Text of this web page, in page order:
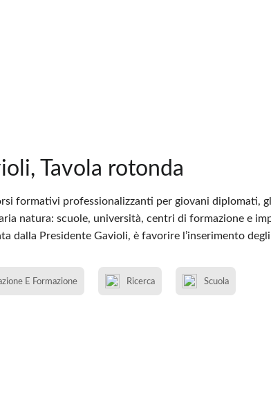
Tavola rotonda
formativi professionalizzanti per giovani diplomati,
natura: scuole, università, centri di formazione e
dalla Presidente Gavioli, è favorire l’inserimento
E Formazione Ricerca Scuola